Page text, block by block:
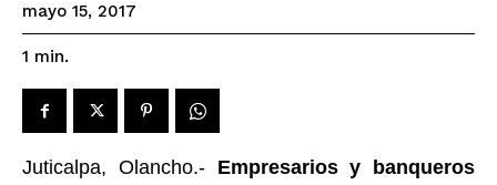
mayo 15, 2017
1 min.
Juticalpa, Olancho.- Empresarios y banqueros